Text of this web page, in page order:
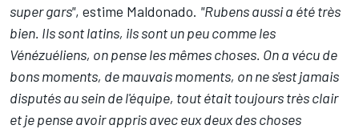
super gars", estime Maldonado. "Rubens aussi a été très
bien. Ils sont latins, ils sont un peu comme les
Vénézuéliens, on pense les mêmes choses. On a vécu de
bons moments, de mauvais moments, on ne s'est jamais
disputés au sein de l'équipe, tout était toujours très clair
et je pense avoir appris avec eux deux des choses